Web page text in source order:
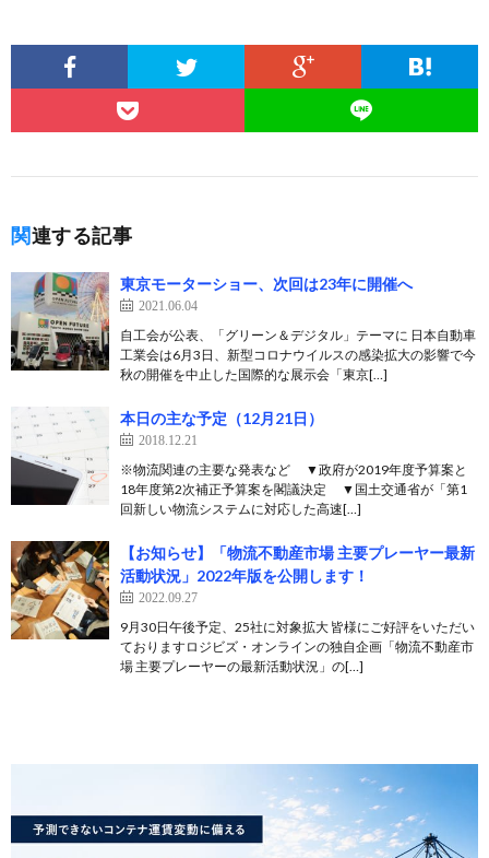
関連する記事
東京モーターショー、次回は23年に開催へ
2021.06.04
自工会が公表、「グリーン＆デジタル」テーマに 日本自動車
工業会は6月3日、新型コロナウイルスの感染拡大の影響で今
秋の開催を中止した国際的な展示会「東京[…]
本日の主な予定（12月21日）
2018.12.21
※物流関連の主要な発表など ▼政府が2019年度予算案と
18年度第2次補正予算案を閣議決定 ▼国土交通省が「第1
回新しい物流システムに対応した高速[…]
【お知らせ】「物流不動産市場 主要プレーヤー最新
活動状況」2022年版を公開します！
2022.09.27
9月30日午後予定、25社に対象拡大 皆様にご好評をいただい
ておりますロジビズ・オンラインの独自企画「物流不動産市
場 主要プレーヤーの最新活動状況」の[…]